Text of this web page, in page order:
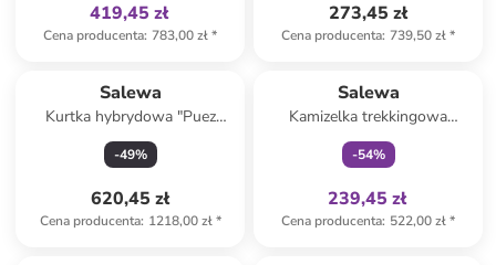
419,45 zł
Cena producenta: 783,00 zł*
273,45 zł
Cena producenta: 739,50 zł*
Salewa
Kurtka hybrydowa "Puez
Powertex" w kolorze khaki
-49%
620,45 zł
Cena producenta: 1218,00 zł*
Salewa
Kamizelka trekkingowa
"Pedroc Durastretch Light" w
kolorze czerwonym
-54%
239,45 zł
Cena producenta: 522,00 zł*